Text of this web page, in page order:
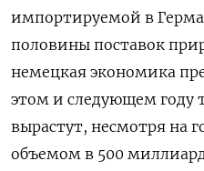
импортируемой в
половины ​поставок
немецкая экономика
этом и следующем году
вырастут, несмотря на
объемом в 500